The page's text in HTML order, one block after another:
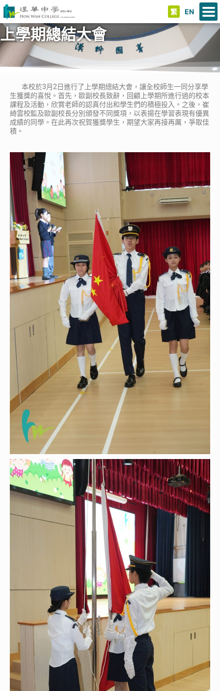
繁 EN
上學期總結大會
本校於3月2日進行了上學期總結大會，讓全校師生一同分享學
生獲獎的喜悅。首先，歐副校長致辭，回顧上學期所進行過的校本
課程及活動，欣賞老師的認真付出和學生們的積極投入。之後，崔
綺雲校監及歐副校長分別頒發不同獎項，以表揚在學習表現有優異
成績的同學。在此再次祝賀獲獎學生，期望大家再接再厲，爭取佳
積。